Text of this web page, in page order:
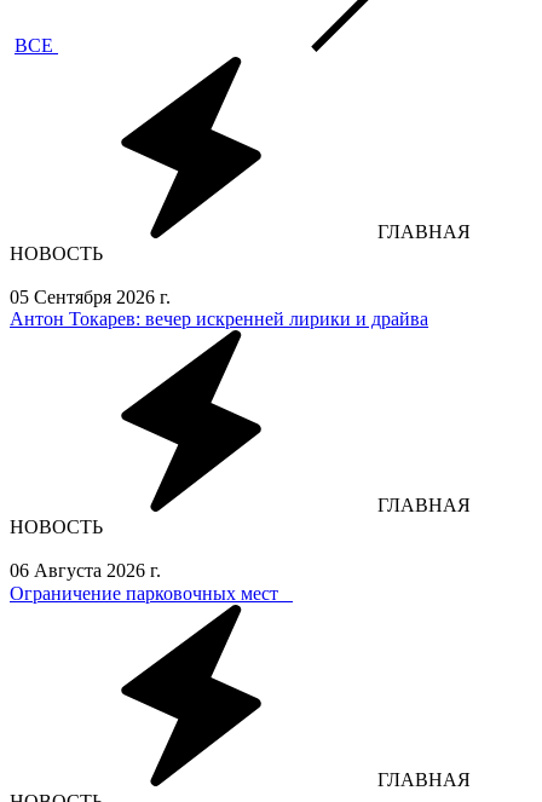
ВСЕ
ГЛАВНАЯ
НОВОСТЬ
05 Сентября 2026 г.
Антон Токарев: вечер искренней лирики и драйва
ГЛАВНАЯ
НОВОСТЬ
06 Августа 2026 г.
Ограничение парковочных мест⁣⁣⠀
ГЛАВНАЯ